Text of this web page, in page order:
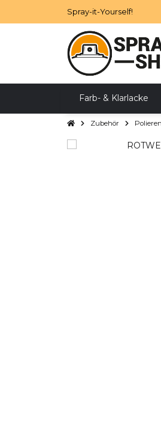
Spray-it-Yourself!
Farb- & Klarlacke
Zubehör
Zubehör Polieren